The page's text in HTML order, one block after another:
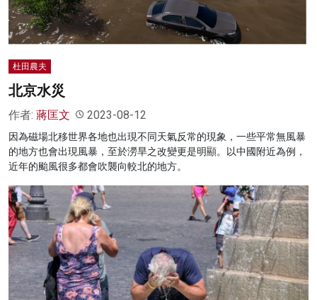
杜田農夫
北京水災
作者: 蔣匡文 2023-08-12
因為磁場北移世界各地也出現不同天氣反常的現象，一些平常無風暴
的地方也會出現風暴，至於澇旱之改變更是明顯。以中國附近為例，
近年的颱風很多都會吹襲向較北的地方。